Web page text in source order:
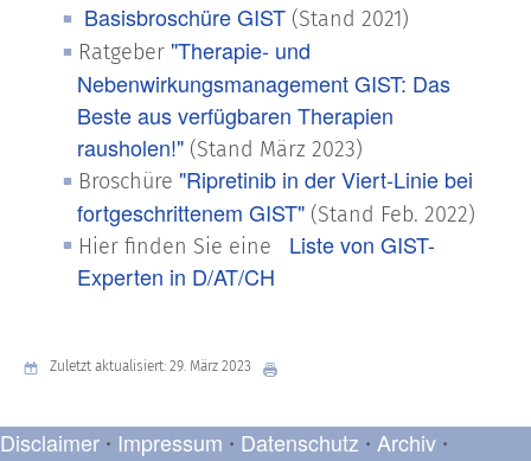
Basisbroschüre GIST (Stand 2021)
Ratgeber "Therapie- und
Nebenwirkungsmanagement GIST: Das
Beste aus verfügbaren Therapien
rausholen!" (Stand März 2023)
Broschüre "Ripretinib in der Viert-Linie bei
fortgeschrittenem GIST" (Stand Feb. 2022)
Hier finden Sie eine
Liste von GIST-
Experten in D/AT/CH
Zuletzt aktualisiert: 29. März 2023
Disclaimer • Impressum • Datenschutz • Archiv •